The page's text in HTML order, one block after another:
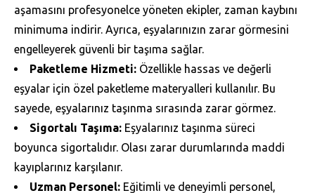
aşamasını profesyonelce yöneten ekipler, zaman kaybını
minimuma indirir. Ayrıca, eşyalarınızın zarar görmesini
engelleyerek güvenli bir taşıma sağlar.
Paketleme Hizmeti: Özellikle hassas ve değerli
eşyalar için özel paketleme materyalleri kullanılır. Bu
sayede, eşyalarınız taşınma sırasında zarar görmez.
Sigortalı Taşıma: Eşyalarınız taşınma süreci
boyunca sigortalıdır. Olası zarar durumlarında maddi
kayıplarınız karşılanır.
Uzman Personel: Eğitimli ve deneyimli personel,